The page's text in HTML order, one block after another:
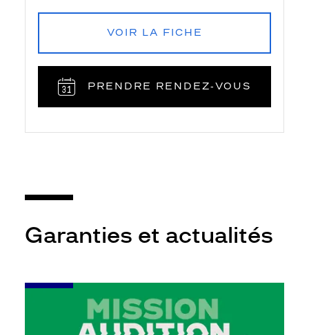
VOIR LA FICHE
PRENDRE RENDEZ‑VOUS
Garanties et actualités
-